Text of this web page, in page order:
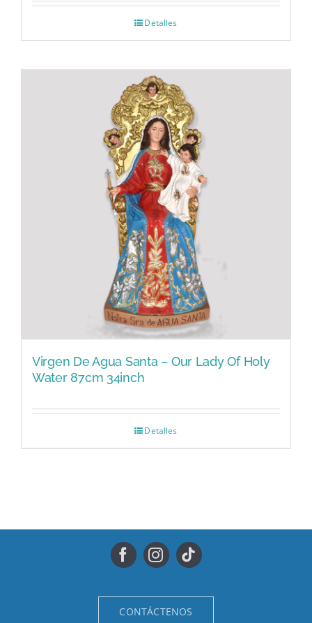
Detalles
Virgen De Agua Santa – Our Lady Of Holy
Water 87cm 34inch
Detalles
CONTÁCTENOS